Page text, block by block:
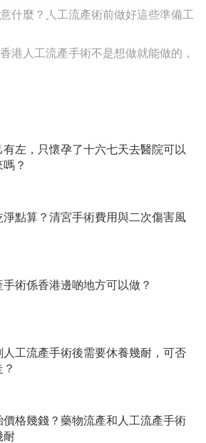
什麼？人工流產術前做好這些準備工
港人工流產手術不是想做就能做的，
有左，只懷孕了十六七天去醫院可以
？
淨點算？清宮手術費用與二次傷害風
手術係香港邊啲地方可以做？
人工流產手術後需要休養幾耐，可否
價格幾錢？藥物流產和人工流產手術
耐